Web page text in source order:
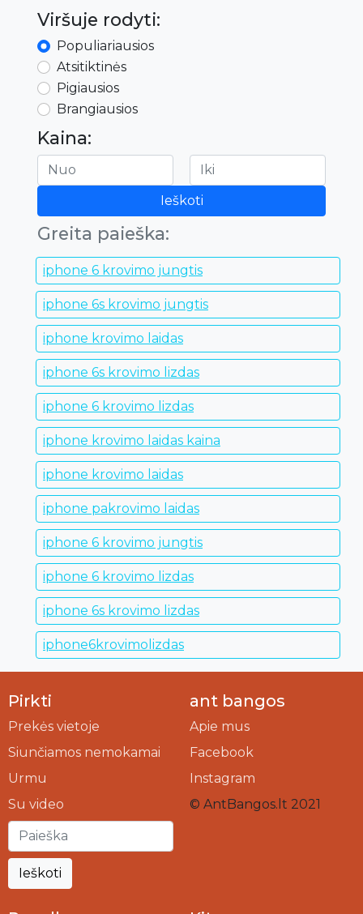
Viršuje rodyti:
Populiariausios
Atsitiktinės
Pigiausios
Brangiausios
Kaina:
Ieškoti
Greita paieška:
iphone 6 krovimo jungtis
iphone 6s krovimo jungtis
iphone krovimo laidas
iphone 6s krovimo lizdas
iphone 6 krovimo lizdas
iphone krovimo laidas kaina
iphone krovimo laidas
iphone pakrovimo laidas
iphone 6 krovimo jungtis
iphone 6 krovimo lizdas
iphone 6s krovimo lizdas
iphone6krovimolizdas
Pirkti
Prekės vietoje
Siunčiamos nemokamai
Urmu
Su video
Ieškoti
ant bangos
Apie mus
Facebook
Instagram
© AntBangos.lt 2021